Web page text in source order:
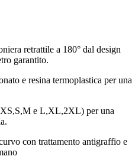
retrattile a 180° dal design
garantito.
e resina termoplastica per una
e L,XL,2XL) per una
con trattamento antigraffio e